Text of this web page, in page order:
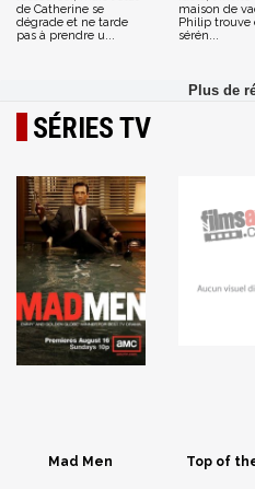
de Catherine se
dégrade et ne tarde
pas à prendre u...
maison de
Philip trouve
sérén...
SÉRIES TV
Mad Men Top of